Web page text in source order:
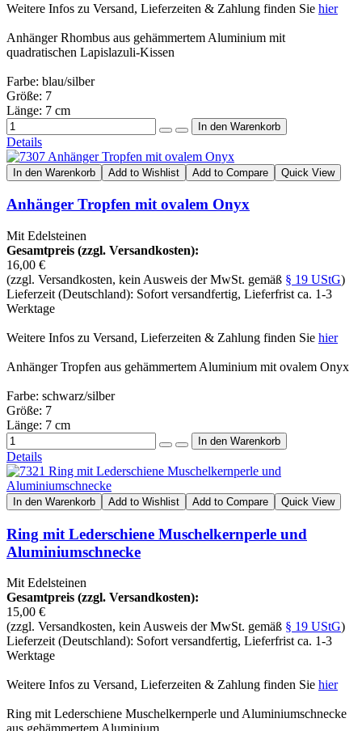
Weitere Infos zu Versand, Lieferzeiten & Zahlung finden Sie hier
Anhänger Rhombus aus gehämmertem Aluminium mit
quadratischen Lapislazuli-Kissen
Farbe: blau/silber
Größe: 7
Länge: 7 cm
Details
In den Warenkorb Add to Wishlist Add to Compare Quick View
Anhänger Tropfen mit ovalem Onyx
Mit Edelsteinen
Gesamtpreis (zzgl. Versandkosten):
16,00 €
(zzgl. Versandkosten, kein Ausweis der MwSt. gemäß § 19 UStG)
Lieferzeit (Deutschland): Sofort versandfertig, Lieferfrist ca. 1-3
Werktage
Weitere Infos zu Versand, Lieferzeiten & Zahlung finden Sie hier
Anhänger Tropfen aus gehämmertem Aluminium mit ovalem Onyx
Farbe: schwarz/silber
Größe: 7
Länge: 7 cm
Details
In den Warenkorb Add to Wishlist Add to Compare Quick View
Ring mit Lederschiene Muschelkernperle und
Aluminiumschnecke
Mit Edelsteinen
Gesamtpreis (zzgl. Versandkosten):
15,00 €
(zzgl. Versandkosten, kein Ausweis der MwSt. gemäß § 19 UStG)
Lieferzeit (Deutschland): Sofort versandfertig, Lieferfrist ca. 1-3
Werktage
Weitere Infos zu Versand, Lieferzeiten & Zahlung finden Sie hier
Ring mit Lederschiene Muschelkernperle und Aluminiumschnecke